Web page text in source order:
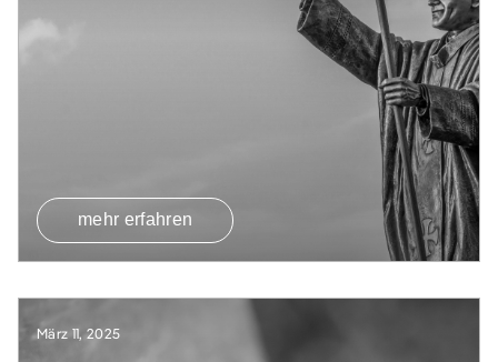
mehr erfahren
März 11, 2025